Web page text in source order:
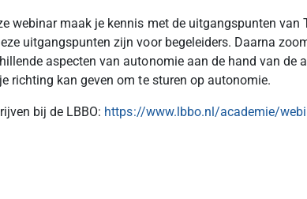
webinar maak je kennis met de uitgangspunten van
uitgangspunten zijn voor begeleiders. Daarna
aspecten van autonomie aan de hand van de
richting kan geven om te sturen op autonomie.
bij de LBBO: https://www.lbbo.nl/academie/